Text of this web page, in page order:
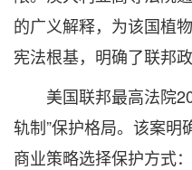
的广义解释，为该国植
宪法根基，明确了联邦
美国联邦最高法院
轨制”保护格局。该案明
商业策略选择保护方式